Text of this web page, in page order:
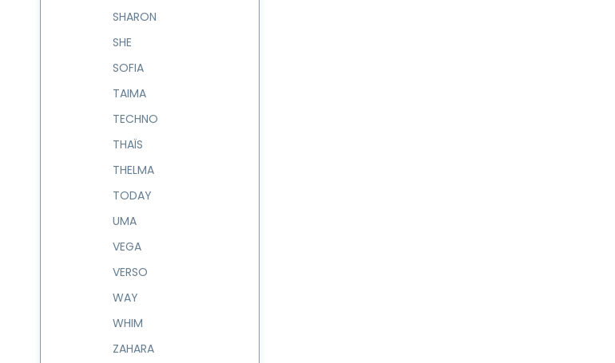
SHARON
SHE
SOFIA
TAIMA
TECHNO
THAÏS
THELMA
TODAY
UMA
VEGA
VERSO
WAY
WHIM
ZAHARA